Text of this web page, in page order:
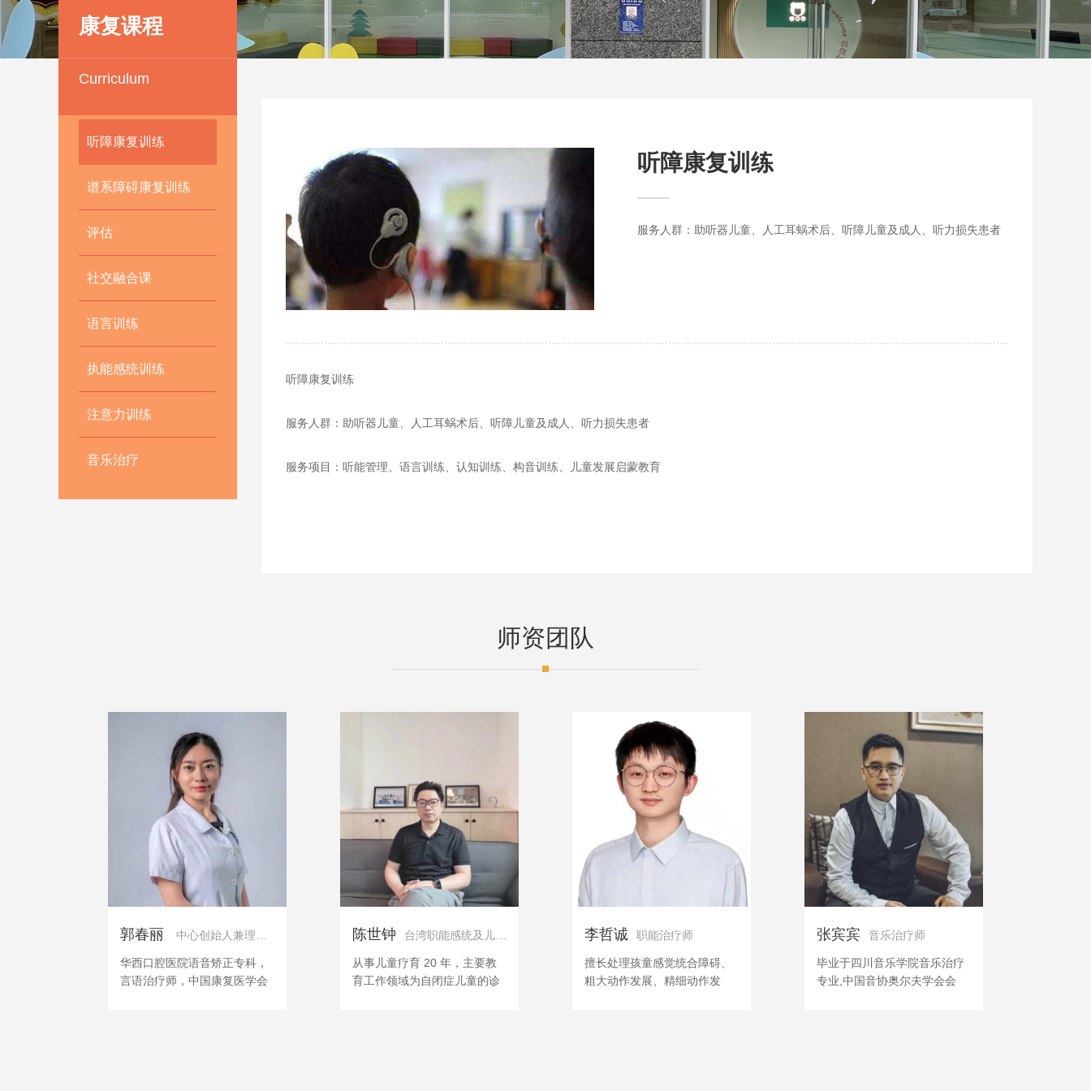
康复课程
Curriculum
听障康复训练
谱系障碍康复训练
评估
社交融合课
语言训练
执能感统训练
注意力训练
音乐治疗
听障康复训练
服务人群：助听器儿童、人工耳蜗术后、听障儿童及成人、听力损失患者
听障康复训练
服务人群：助听器儿童、人工耳蜗术后、听障儿童及成人、听力损失患者
服务项目：听能管理、语言训练、认知训练、构音训练、儿童发展启蒙教育
师资团队
郭春丽 中心创始人兼理事长
华西口腔医院语音矫正专科，
言语治疗师，中国康复医学会
陈世钟 台湾职能感统及儿童发展专家
从事儿童疗育 20 年，主要教
育工作领域为自闭症儿童的诊
李哲诚 职能治疗师
擅长处理孩童感觉统合障碍、
粗大动作发展、精细动作发
张宾宾 音乐治疗师
毕业于四川音乐学院音乐治疗
专业,中国音协奥尔夫学会会